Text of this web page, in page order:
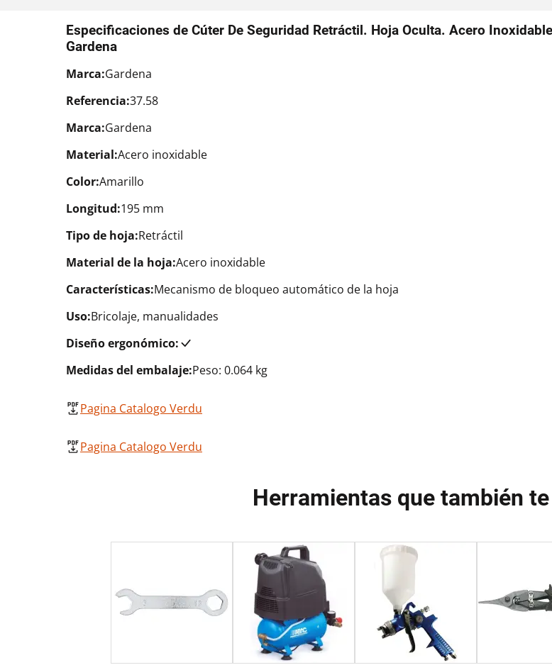
Especificaciones de Cúter De Seguridad Retráctil. Hoja Oculta. Acero
Gardena
Marca:Gardena
Referencia:37.58
Marca:Gardena
Material:Acero inoxidable
Color:Amarillo
Longitud:195 mm
Tipo de hoja:Retráctil
Material de la hoja:Acero inoxidable
Características:Mecanismo de bloqueo automático de la hoja
Uso:Bricolaje, manualidades
Diseño ergonómico:
Medidas del embalaje:Peso: 0.064 kg
Pagina Catalogo Verdu
Pagina Catalogo Verdu
Herramientas que también